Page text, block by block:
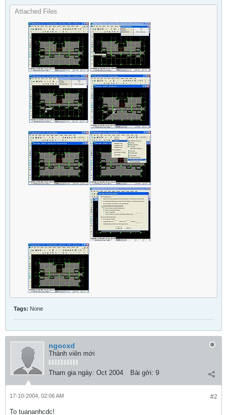
Attached Files
Tags: None
ngocxd
Thành viên mới
Tham gia ngày: Oct 2004 Bài gởi: 9
#2
17-10-2004, 02:06 AM
To tuananhcdc!